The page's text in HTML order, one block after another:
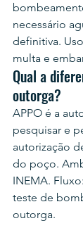
necessário
definitiva.
multa e
Qual a
outorga?
APPO é a
pesquisar e
autorização
do poço.
INEMA.
teste de
outorga.